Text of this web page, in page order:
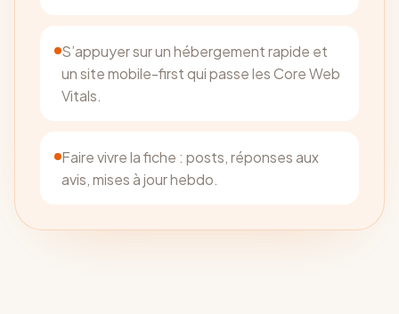
S’appuyer sur un hébergement rapide et
un site mobile-first qui passe les Core Web
Vitals.
Faire vivre la fiche : posts, réponses aux
avis, mises à jour hebdo.